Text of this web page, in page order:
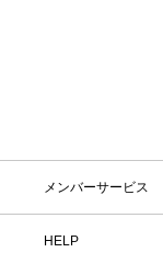
メンバーサービス
HELP